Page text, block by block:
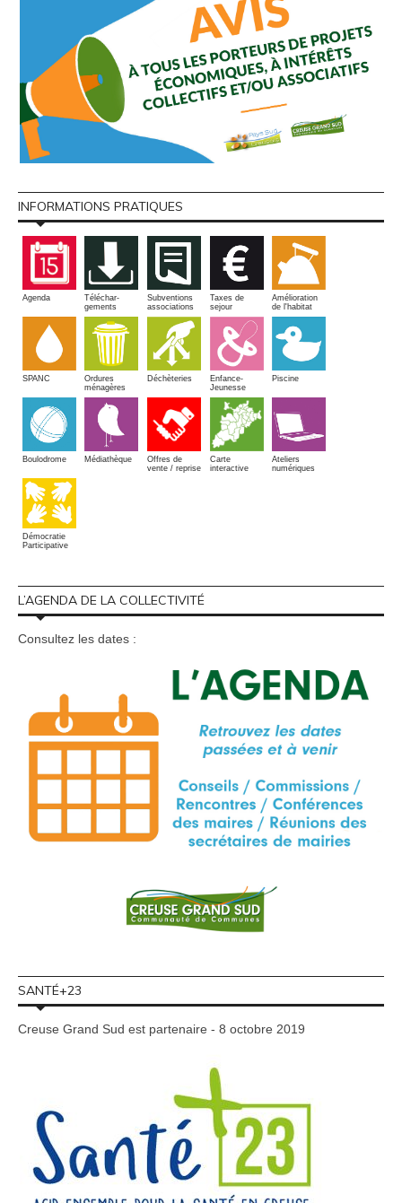
INFORMATIONS PRATIQUES
Agenda
Téléchar-
gements
Subventions
associations
Taxes de
sejour
Amélioration
de l'habitat
SPANC
Ordures
ménagères
Déchèteries
Enfance-
Jeunesse
Piscine
Boulodrome Médiathèque
Offres de
vente / reprise
Carte
interactive
Ateliers
numériques
Démocratie
Participative
L’AGENDA DE LA COLLECTIVITÉ
Consultez les dates :
SANTÉ+23
Creuse Grand Sud est partenaire - 8 octobre 2019